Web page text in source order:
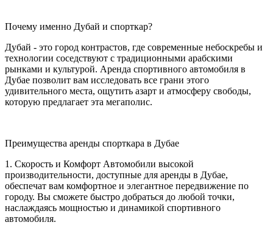
Почему именно Дубай и спорткар?
Дубай - это город контрастов, где современные небоскребы и
технологии соседствуют с традиционными арабскими
рынками и культурой. Аренда спортивного автомобиля в
Дубае позволит вам исследовать все грани этого
удивительного места, ощутить азарт и атмосферу свободы,
которую предлагает эта мегаполис.
Преимущества аренды спорткара в Дубае
1. Скорость и Комфорт Автомобили высокой
производительности, доступные для аренды в Дубае,
обеспечат вам комфортное и элегантное передвижение по
городу. Вы сможете быстро добраться до любой точки,
наслаждаясь мощностью и динамикой спортивного
автомобиля.